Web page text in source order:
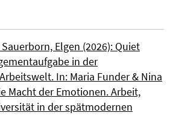
Elgen (2026): Quiet
in der
In: Maria Funder & Nina
Macht der Emotionen. Arbeit,
in der spätmodernen